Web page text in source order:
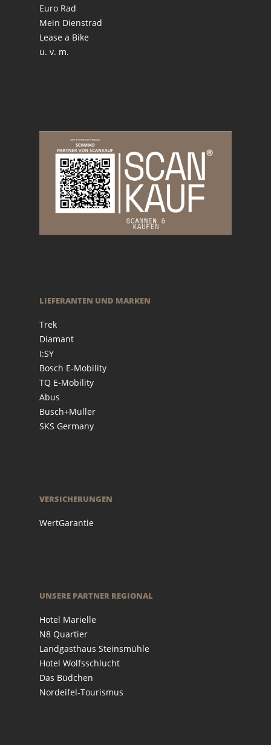
Euro Rad
Mein Dienstrad
Lease a Bike
u. v. m.
LIEFERANTEN UND MARKEN
Trek
Diamant
I:SY
Bosch E-Mobility
TQ E-Mobility
Abus
Busch+Müller
SKS Germany
VERSICHERUNGEN
WertGarantie
UNSERE PARTNER REGIONAL
Hotel Marielle
N8 Quartier
Landgasthaus Steinsmühle
Hotel Wolfsschlucht
Das Büdchen
Nordeifel-Tourismus